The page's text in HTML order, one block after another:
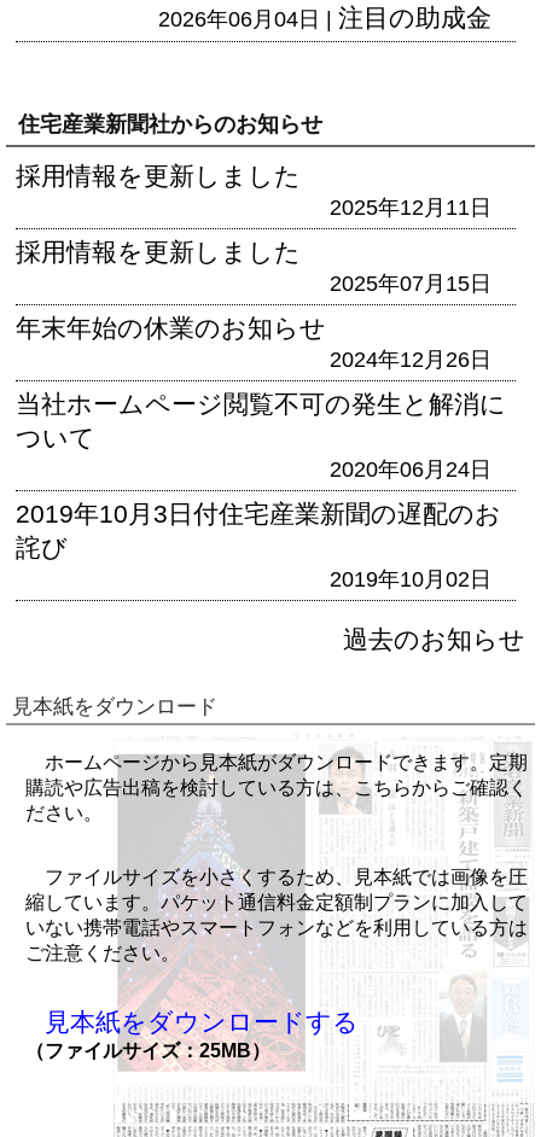
2026年06月04日 | 注目の助成金
住宅産業新聞社からのお知らせ
採用情報を更新しました
2025年12月11日
採用情報を更新しました
2025年07月15日
年末年始の休業のお知らせ
2024年12月26日
当社ホームページ閲覧不可の発生と解消に
ついて
2020年06月24日
2019年10月3日付住宅産業新聞の遅配のお
詫び
2019年10月02日
過去のお知らせ
見本紙をダウンロード
ホームページから見本紙がダウンロードできます。定期
購読や広告出稿を検討している方は、こちらからご確認く
ださい。
ファイルサイズを小さくするため、見本紙では画像を圧
縮しています。パケット通信料金定額制プランに加入して
いない携帯電話やスマートフォンなどを利用している方は
ご注意ください。
見本紙をダウンロードする
（ファイルサイズ：25MB）